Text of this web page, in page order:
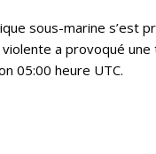
sous-marine s’est
a provoqué
05:00 heure UTC.